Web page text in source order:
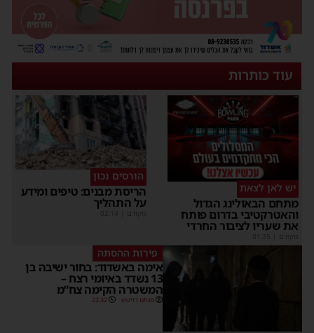
עוד כותרות
יש לאן לצאת
מתחם הבאולינג הגדול
והאטרקטיבי בדרום פותח
את שעריו לציבור החרדי
הורסים נכון
הריסת מבנים: טיפים ומידע
על התהליך
פירות ההסתה
אימה באשדוד: בחור ישיבה בן
13 נשדד באיומי רצח –
המשטרה הקימה צח”מ
מנחם דויטש 22:32